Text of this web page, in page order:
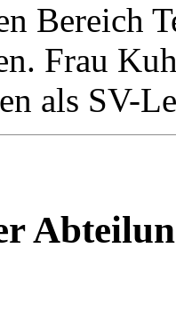
Bereich
Frau
als SV-